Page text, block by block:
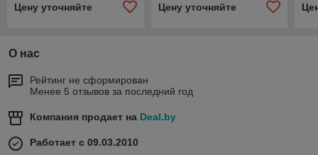
Цену уточняйте
Цену уточняйте
О нас
Рейтинг не сформирован
Менее 5 отзывов за последний год
Компания продает на Deal.by
Работает с 09.03.2010